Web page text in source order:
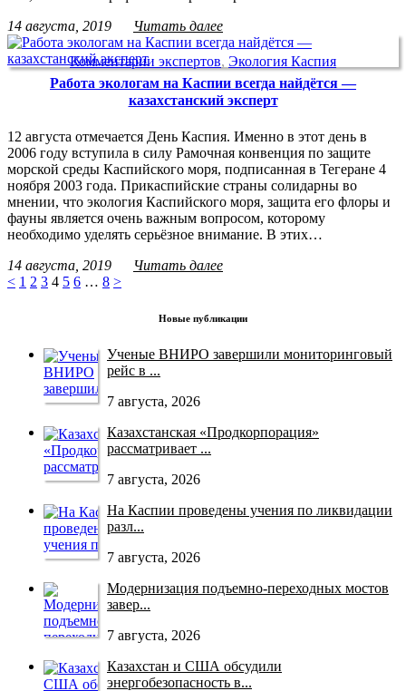
14 августа, 2019
Читать далее
Комментарии экспертов, Экология Каспия
Работа экологам на Каспии всегда найдётся —
казахстанский эксперт
12 августа отмечается День Каспия. Именно в этот день в
2006 году вступила в силу Рамочная конвенция по защите
морской среды Каспийского моря, подписанная в Тегеране 4
ноября 2003 года. Прикаспийские страны солидарны во
мнении, что экология Каспийского моря, защита его флоры и
фауны является очень важным вопросом, которому
необходимо уделять серьёзное внимание. В этих…
14 августа, 2019
Читать далее
< 1 2 3 4 5 6 … 8 >
Новые публикации
Ученые ВНИРО завершили мониторинговый
рейс в ...
7 августа, 2026
Казахстанская «Продкорпорация»
рассматривает ...
7 августа, 2026
На Каспии проведены учения по ликвидации
разл...
7 августа, 2026
Модернизация подъемно-переходных мостов
завер...
7 августа, 2026
Казахстан и США обсудили
энергобезопасность в...